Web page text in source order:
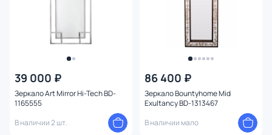
39 000 ₽
Зеркало Art Mirror Hi-Tech BD-
1165555
В наличии 2 шт.
86 400 ₽
Зеркало Bountyhome Mid
Exultancy BD-1313467
В наличии мало